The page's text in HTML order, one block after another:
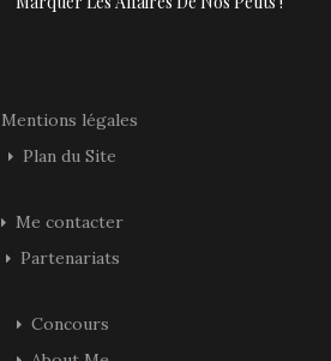
Mentions légales
Plan du Site
Me contacter
Partenariats
Concours